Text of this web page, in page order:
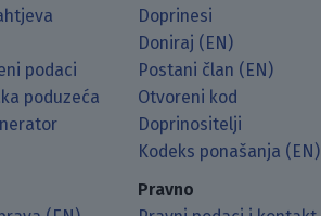
podaci
poduzeća
Doprinesi
Doniraj (EN)
Postani član (EN)
Otvoreni kod
Doprinositelji
Kodeks ponašanja (EN)
Pravno